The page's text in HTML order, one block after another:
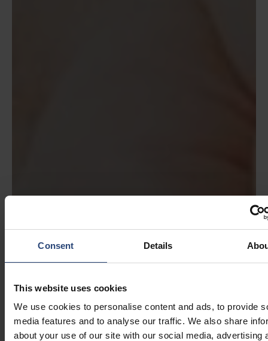
Consent Details
This website uses cookies
We use cookies to personalise content and ads, to provide
media features and to analyse our traffic. We also share
about your use of our site with our social media, advertising